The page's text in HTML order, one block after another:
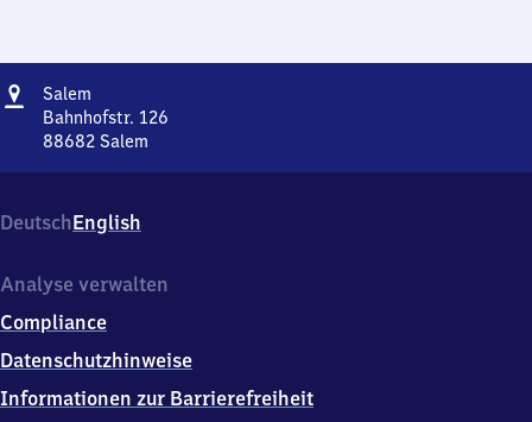
Adresse
Salem
Bahnhofstr. 126
88682 Salem
126,
8
6
2
Salem
DeutschEnglish
Analyse verwalten
Compliance
Datenschutzhinweise
Informationen zur Barrierefreiheit